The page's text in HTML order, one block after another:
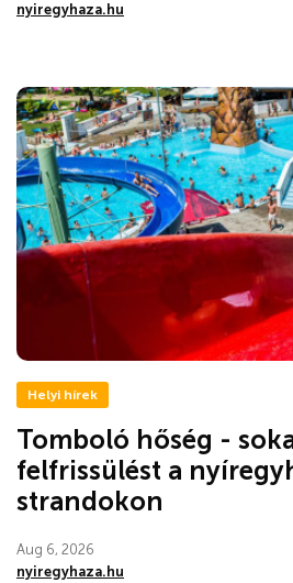
nyiregyhaza.hu
Helyi hírek
Tomboló hőség -
felfrissülést a
strandokon
Aug 6, 2026
nyiregyhaza.hu